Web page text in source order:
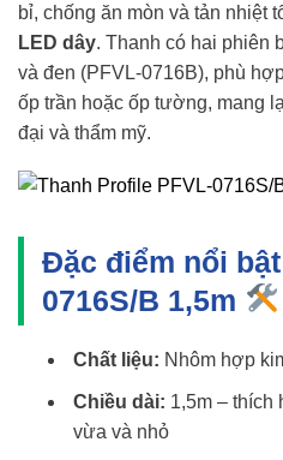
bỉ, chống ăn mòn và tản nhiệt
LED dây. Thanh có hai phiên
và đen (PFVL-0716B), phù
ốp trần hoặc ốp tường, mang
đại và thẩm mỹ.
Đặc điểm nổi
0716S/B 1,5m
Chất liệu: Nhôm hợp
Chiều dài: 1,5m – thích
vừa và nhỏ